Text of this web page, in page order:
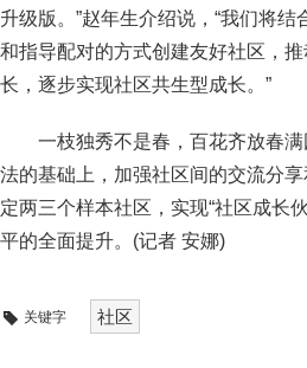
升级版。”赵年生介绍说，“我们将
和指导配对的方式创建友好社区，
长，逐步实现社区共生型成长。”
一枝独秀不是春，百花齐放春
法的基础上，加强社区间的交流分
定两三个样本社区，实现“社区成长
平的全面提升。(记者 安娜)
关键字 社区